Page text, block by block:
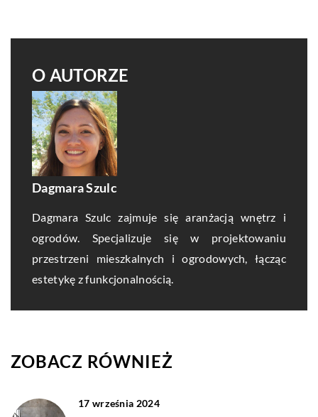
O AUTORZE
Dagmara Szulc
Dagmara Szulc zajmuje się aranżacją wnętrz i
ogrodów. Specjalizuje się w projektowaniu
przestrzeni mieszkalnych i ogrodowych, łącząc
estetykę z funkcjonalnością.
ZOBACZ RÓWNIEŻ
17 września 2024